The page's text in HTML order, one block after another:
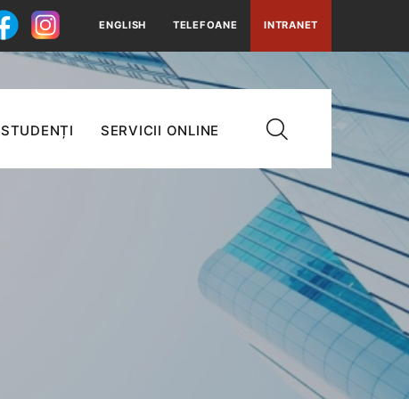
ENGLISH TELEFOANE INTRANET
STUDENȚI SERVICII ONLINE